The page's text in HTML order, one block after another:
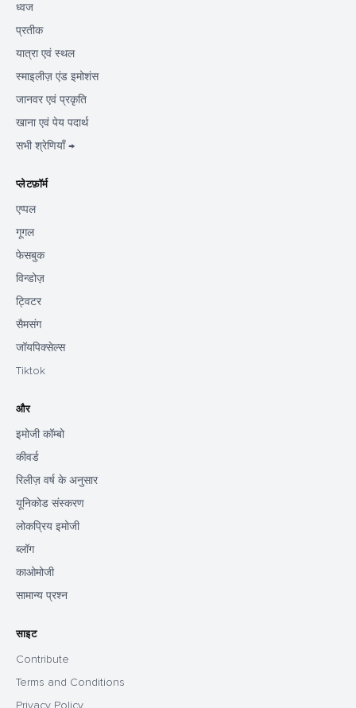
ध्वज
प्रतीक
यात्रा एवं स्थल
स्माइलीज़ एंड इमोशंस
जानवर एवं प्रकृति
खाना एवं पेय पदार्थ
सभी श्रेणियाँ →
प्लेटफ़ॉर्म
एप्पल
गूगल
फेसबुक
विन्डोज़
ट्विटर
सैमसंग
जॉयपिक्सेल्स
Tiktok
और
इमोजी कॉम्बो
कीवर्ड
रिलीज़ वर्ष के अनुसार
यूनिकोड संस्करण
लोकप्रिय इमोजी
ब्लॉग
काओमोजी
सामान्य प्रश्न
साइट
Contribute
Terms and Conditions
Privacy Policy